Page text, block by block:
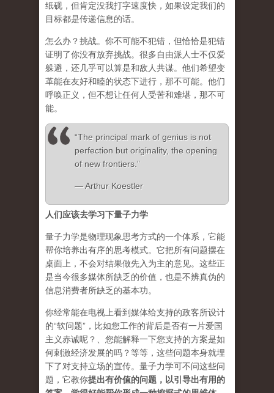
纸砚，但肯定没我打字速度快，如果设定我们的
目标都是传递信息的话。
怎么办？挑战。你不可能不犯错，但恰恰是犯错
证明了你没有放弃挑战。很多自由派人士不仅爱
躲避，还几乎可以算是和敌人共谋。他们希望变
革能在友好和睦的状态下进行，那不可能。他们
呼唤正义，但不想让任何人受苦和难堪，那不可
能。
“The principal mark of genius is not
perfection but originality, the opening
of new frontiers.”
― Arthur Koestler
人们应该去学习下量子力学
量子力学是物理现象思考方式的一个体系，它能
帮你培养出有序的思考模式。它把所有问题摆在
桌面上，不会对结果做先入为主的意见。这些正
是当今很多媒体所缺乏的价值，也是不辨真伪的
信息消费者所缺乏的基本功。
你经常能在电视上看到媒体给支持的政客所设计
的“软问题”，比如您工作的背后是否有一片爱国
主义赤诚呢？、您能解释一下您支持的方案是如
何刺激经济发展的吗？等等，这些问题本身就埋
下了对支持立场的宣传。量子力学可不问这些问
题，它教你提出有价值的问题，以引导出有用的